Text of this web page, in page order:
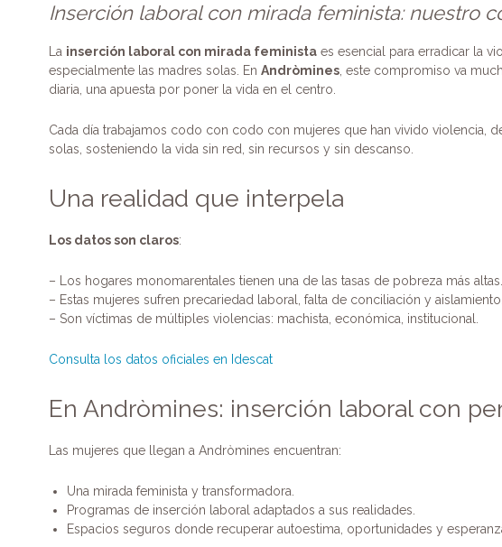
c
e
b
o
k
itt
er
k
e
dI
e
gr
a
at
s
A
p
m
p
ar
Inserción laboral con mirada feminista: nuestro
La inserción laboral con mirada feministaes esencial para erradicar la
especialmente las madres solas. En Andròmines, este compromiso va
diaria, una apuesta por poner la vida en el centro.
Cada día trabajamos codo con codo con mujeres que han vivido violencia,
solas, sosteniendo la vida sin red, sin recursos y sin descanso.
Una realidad que interpela
Los datos son claros:
– Los hogares monomarentales tienen una de las tasas de pobreza más altas.
– Estas mujeres sufren precariedad laboral, falta de conciliación y aislamiento.
– Son víctimas de múltiples violencias: machista, económica, institucional.
Consulta los datos oficiales en Idescat
En Andròmines: inserción laboral con
Las mujeres que llegan a Andròmines encuentran:
Una mirada feminista y transformadora.
Programas de inserción laboral adaptados a sus realidades.
Espacios seguros donde recuperar autoestima, oportunidades y